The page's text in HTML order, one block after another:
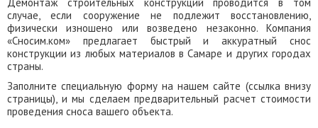
случае, если сооружение не подлежит восстановлению,
физически изношено или возведено незаконно. Компания
«Сносим.ком» предлагает быстрый и аккуратный снос
конструкции из любых материалов в Самаре и других городах
страны.
Заполните специальную форму на нашем сайте (ссылка внизу
страницы), и мы сделаем предварительный расчет стоимости
проведения сноса вашего объекта.